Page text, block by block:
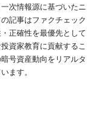
次情報源に基づいたニ
記事はファクチェック
正確性を最優先として
資家教育に貢献するこ
号資産動向をリアルタ
ます。